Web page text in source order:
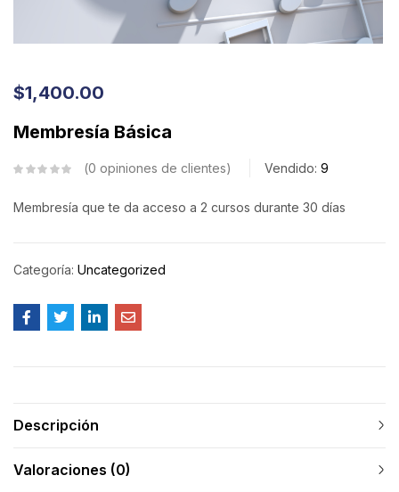
$1,400.00
Membresía Básica
0 opiniones de clientes Vendido: 9
Membresía que te da acceso a 2 cursos durante 30 días
Categoría: Uncategorized
Descripción
Valoraciones (0)